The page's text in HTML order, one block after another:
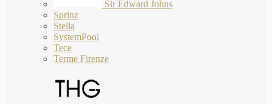
Sir Edward Johns
Sprinz
Stella
SystemPool
Tece
Terme Firenze